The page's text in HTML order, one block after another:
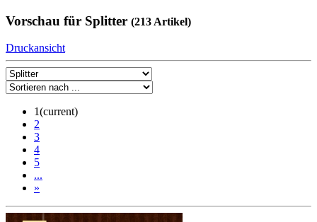
Vorschau für Splitter (213 Artikel)
Druckansicht
1(current)
2
3
4
5
...
»